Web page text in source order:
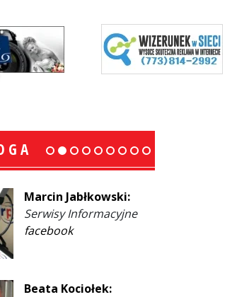
Marcin Jabłkowski:
Serwisy Informacyjne
facebook
Beata Kociołek: